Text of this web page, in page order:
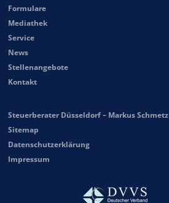
Formulare
Mediathek
Service
News
Stellenangebote
Kontakt
Steuerberater Düsseldorf – Markus Schmetz
Sitemap
Datenschutzerklärung
Impressum